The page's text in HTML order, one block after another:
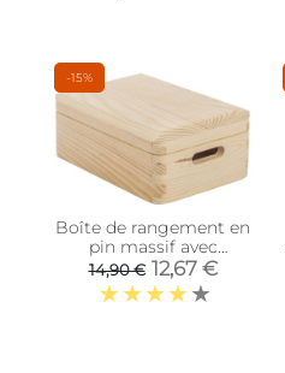
-15%
Boîte de rangement en
pin massif avec
couvercle (Taille 1)
14,90 € 12,67 €